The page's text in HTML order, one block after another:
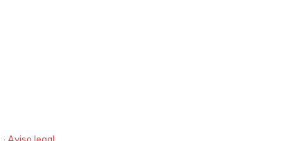
· Aviso legal